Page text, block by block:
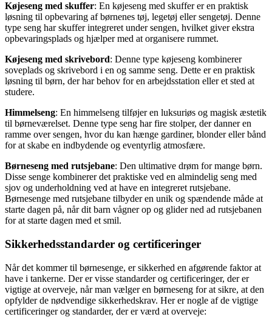
Køjeseng med skuffer: En køjeseng med skuffer er en praktisk
løsning til opbevaring af børnenes tøj, legetøj eller sengetøj. Denne
type seng har skuffer integreret under sengen, hvilket giver ekstra
opbevaringsplads og hjælper med at organisere rummet.
Køjeseng med skrivebord: Denne type køjeseng kombinerer
soveplads og skrivebord i en og samme seng. Dette er en praktisk
løsning til børn, der har behov for en arbejdsstation eller et sted at
studere.
Himmelseng: En himmelseng tilføjer en luksuriøs og magisk æstetik
til børneværelset. Denne type seng har fire stolper, der danner en
ramme over sengen, hvor du kan hænge gardiner, blonder eller bånd
for at skabe en indbydende og eventyrlig atmosfære.
Børneseng med rutsjebane: Den ultimative drøm for mange børn.
Disse senge kombinerer det praktiske ved en almindelig seng med
sjov og underholdning ved at have en integreret rutsjebane.
Børnesenge med rutsjebane tilbyder en unik og spændende måde at
starte dagen på, når dit barn vågner op og glider ned ad rutsjebanen
for at starte dagen med et smil.
Sikkerhedsstandarder og certificeringer
Når det kommer til børnesenge, er sikkerhed en afgørende faktor at
have i tankerne. Der er visse standarder og certificeringer, der er
vigtige at overveje, når man vælger en børneseng for at sikre, at den
opfylder de nødvendige sikkerhedskrav. Her er nogle af de vigtige
certificeringer og standarder, der er værd at overveje: